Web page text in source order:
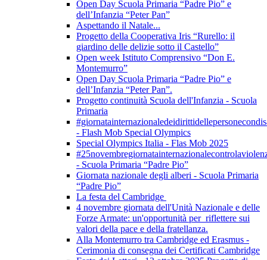
Open Day Scuola Primaria “Padre Pio” e
dell’Infanzia “Peter Pan”
Aspettando il Natale...
Progetto della Cooperativa Iris “Rurello: il
giardino delle delizie sotto il Castello”
Open week Istituto Comprensivo “Don E.
Montemurro”
Open Day Scuola Primaria “Padre Pio” e
dell’Infanzia “Peter Pan”.
Progetto continuità Scuola dell'Infanzia - Scuola
Primaria
- Flash Mob Special Olympics
Special Olympics Italia - Flas Mob 2025
- Scuola Primaria “Padre Pio”
Giornata nazionale degli alberi - Scuola Primaria
“Padre Pio”
La festa del Cambridge
4 novembre giornata dell'Unità Nazionale e delle
Forze Armate: un'opportunità per riflettere sui
valori della pace e della fratellanza.
Alla Montemurro tra Cambridge ed Erasmus -
Cerimonia di consegna dei Certificati Cambridge